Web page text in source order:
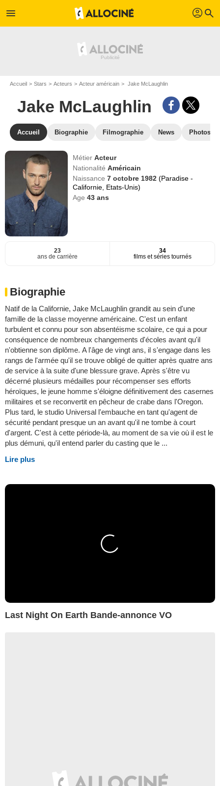
menu profil search
Accueil Stars Acteurs Acteur américain Jake McLaughlin
Jake McLaughlin
Accueil Biographie Filmographie News Photos
MétierActeur
NationalitéAméricain
Naissance7 octobre 1982(Paradise -
Californie, Etats-Unis)
Age43 ans
23
ans de carrière
34
films et séries tournés
Biographie
Natif de la Californie, Jake McLaughlin grandit au sein d'une
famille de la classe moyenne américaine. C'est un enfant
turbulent et connu pour son absentéisme scolaire, ce qui a pour
conséquence de nombreux changements d'écoles avant qu'il
n'obtienne son diplôme. A l'âge de vingt ans, il s'engage dans les
rangs de l'armée qu'il se trouve obligé de quitter après quatre ans
de service à la suite d'une blessure grave. Après s'être vu
décerné plusieurs médailles pour récompenser ses efforts
héroïques, le jeune homme s'éloigne définitivement des casernes
militaires et se reconvertit en pêcheur de crabe dans l'Oregon.
Plus tard, le studio Universal l'embauche en tant qu'agent de
sécurité pendant presque un an avant qu'il ne tombe à court
d'argent. C'est à cette période-là, au moment de sa vie où il est le
plus démuni, qu'il entend parler du casting que le ...
Lire plus
Last Night On Earth Bande-annonce VO